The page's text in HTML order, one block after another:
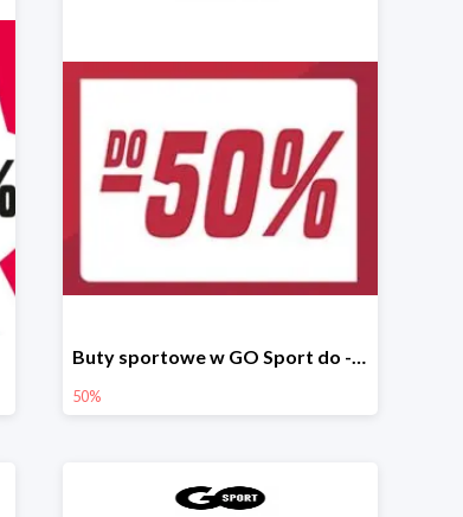
Buty sportowe w GO Sport do -50%
50%